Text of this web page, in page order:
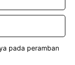
pada peramban